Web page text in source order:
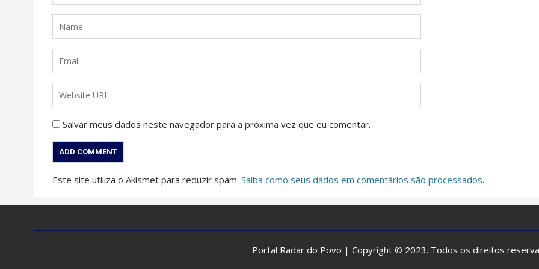
Salvar meus dados neste navegador para a próxima vez que eu comentar.
Este site utiliza o Akismet para reduzir spam. Saiba como seus dados em comentários são processados.
Portal Radar do Povo | Copyright © 2023. Todos os direitos